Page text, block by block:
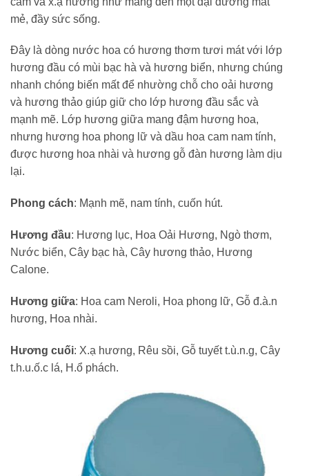
mẻ, đầy sức sống.
Đây là dòng nước hoa có hương thơm tươi mát với lớp
hương đầu có mùi bạc hà và hương biển, nhưng chúng
nhanh chóng biến mất để nhường chỗ cho oải hương
và hương thảo giúp giữ cho lớp hương đầu sắc và
mạnh mẽ. Lớp hương giữa mang đậm hương hoa,
nhưng hương hoa phong lữ và dầu hoa cam nam tính,
được hương hoa nhài và hương gỗ đàn hương làm dịu
lại.
Phong cách: Mạnh mẽ, nam tính, cuốn hút.
Hương đầu: Hương lục, Hoa Oải Hương, Ngò thơm,
Nước biển, Cây bạc hà, Cây hương thảo, Hương
Calone.
Hương giữa: Hoa cam Neroli, Hoa phong lữ, Gỗ đ.à.n
hương, Hoa nhài.
Hương cuối: X.ạ hương, Rêu sồi, Gỗ tuyết t.ù.n.g, Cây
t.h.u.ố.c lá, H.ổ phách.